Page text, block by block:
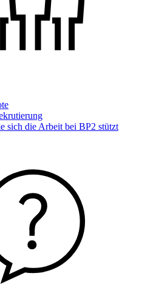
sich die Arbeit bei BP2 stützt